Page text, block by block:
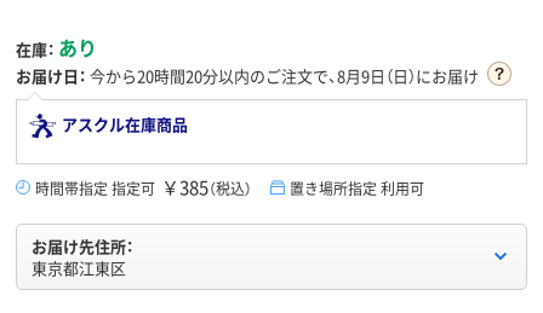
在庫： あり
お届け日： 今から20時間20分以内のご注文で、8月9日（日）にお届け
アスクル在庫商品
時間帯指定 指定可 ￥385（税込） 置き場所指定 利用可
お届け先住所：
東京都江東区